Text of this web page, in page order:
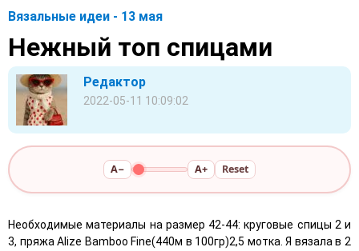
Вязальные идеи - 13 мая
Нежный топ спицами
Редактор
2022-05-11 10:09:02
A− A+ Reset
Необходимые материалы на размер 42-44: круговые спицы 2 и
3, пряжа Alize Bamboo Fine(440м в 100гр)2,5 мотка. Я вязала в 2